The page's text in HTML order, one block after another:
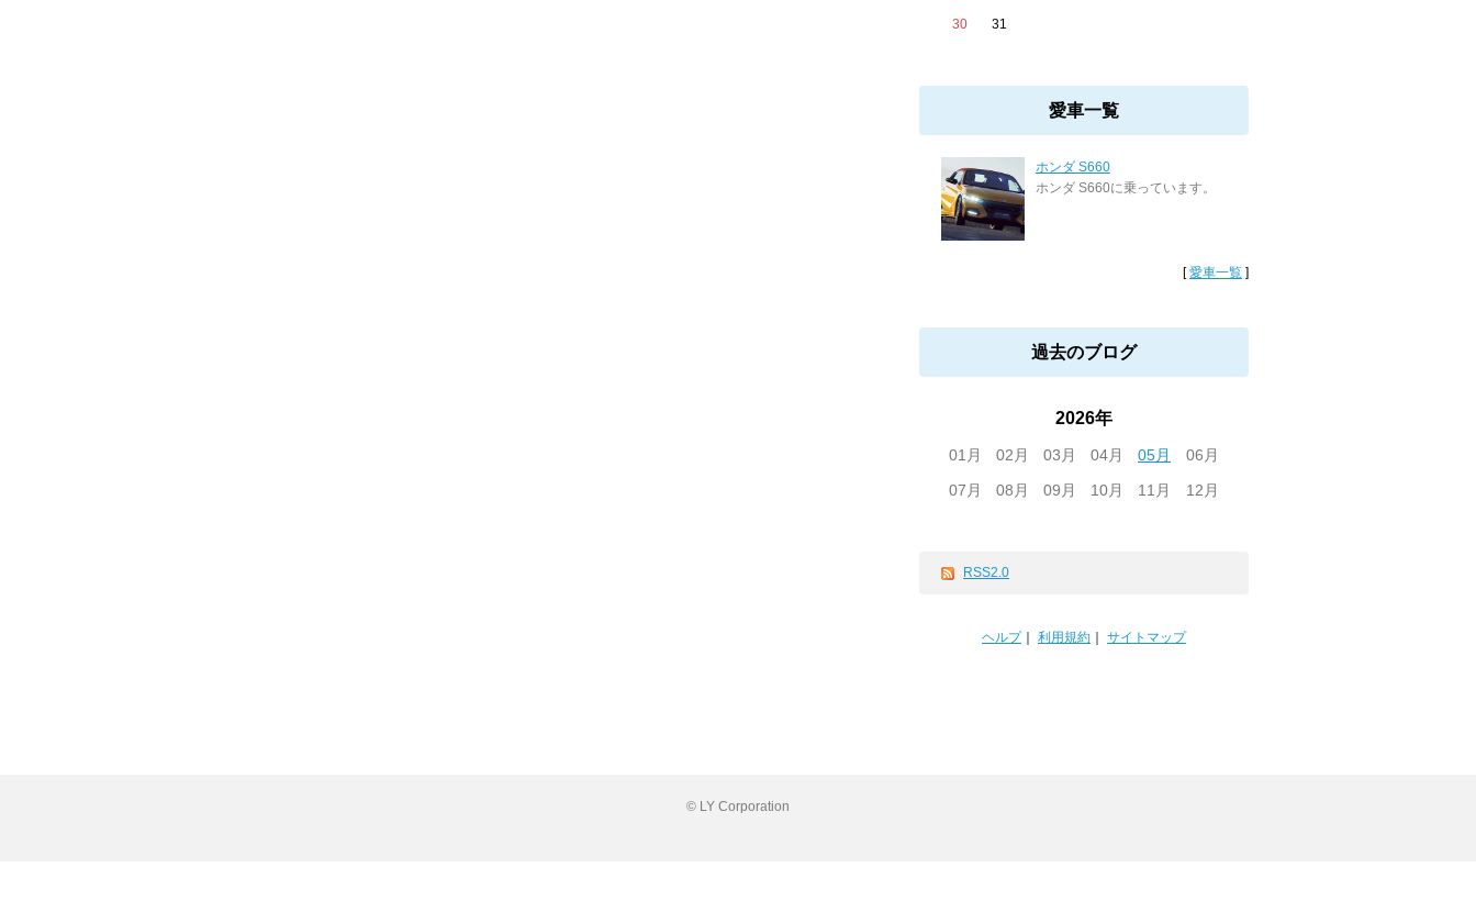
30 31
愛車一覧
ホンダ S660
ホンダ S660に乗っています。
[愛車一覧 ]
過去のブログ
2026年
01月 02月 03月 04月 05月
06月
07月
08月 09月 10月 11月 12月
RSS2.0
ヘルプ｜ 利用規約 サイトマップ
© LY Corporation